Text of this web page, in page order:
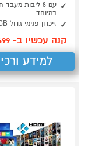
עם 8 ליבות
במיוחד
זיכרון פנימי גדול 8GB מובנה
קנה עכשיו ב- 499
למידע